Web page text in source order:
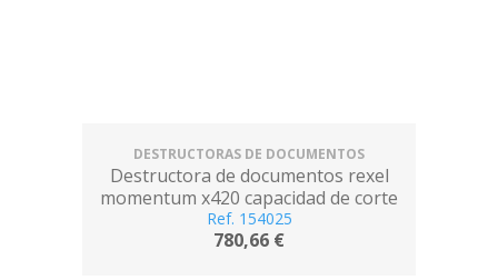
DESTRUCTORAS DE DOCUMENTOS
Destructora de documentos rexel
momentum x420 capacidad de corte
20 hojas destruye grapas y clips
papelera 30 l
Ref. 154025
780,66 €